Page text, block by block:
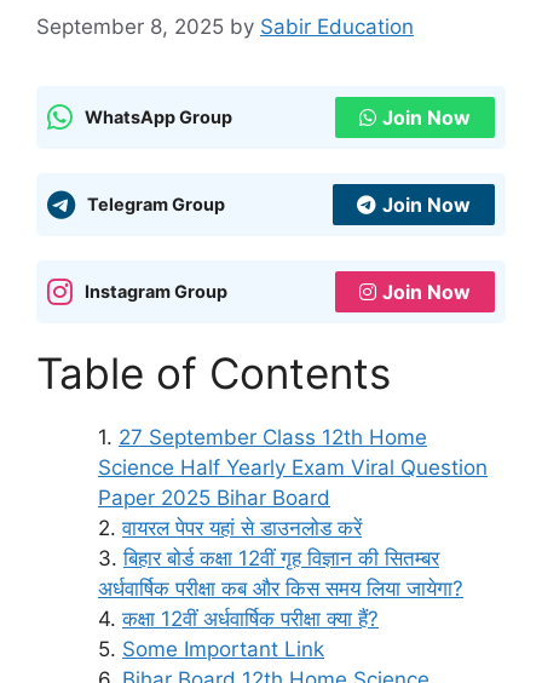
September 8, 2025 by Sabir Education
WhatsApp Group Join Now
Telegram Group Join Now
Instagram Group Join Now
Table of Contents
27 September Class 12th Home
Science Half Yearly Exam Viral Question
Paper 2025 Bihar Board
वायरल पेपर यहां से डाउनलोड करें
बिहार बोर्ड कक्षा 12वीं गृह विज्ञान की सितम्बर
अर्धवार्षिक परीक्षा कब और किस समय लिया जायेगा?
कक्षा 12वीं अर्धवार्षिक परीक्षा क्या हैं?
Some Important Link